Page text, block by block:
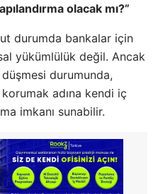
olacak mı?”
durumda bankalar için
yükümlülük değil. Ancak
durumunda,
adına kendi iç
imkanı sunabilir.